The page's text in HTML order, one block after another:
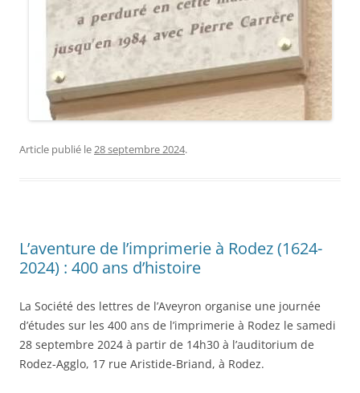
Article publié le28 septembre 2024.
L’aventure de l’imprimerie à Rodez (1624-
2024) : 400 ans d’histoire
La Société des lettres de l’Aveyron organise une journée
d’études sur les 400 ans de l’imprimerie à Rodez le samedi
28 septembre 2024 à partir de 14h30 à l’auditorium de
Rodez-Agglo, 17 rue Aristide-Briand, à Rodez.